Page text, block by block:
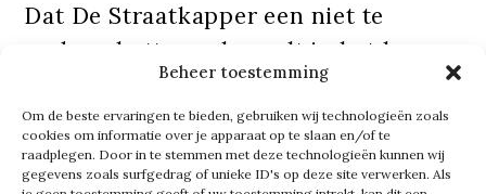
Beheer toestemming
Om de beste ervaringen te bieden, gebruiken wij technologieën zoals
cookies om informatie over je apparaat op te slaan en/of te
raadplegen. Door in te stemmen met deze technologieën kunnen wij
gegevens zoals surfgedrag of unieke ID's op deze site verwerken. Als
Dat De Straatkapper een niet te
onderschatten rol speelt in het leven
van daklozen, weet Nicole als geen
ander: ‘Dan denk ik aan iemand die
weer contact met zijn familie zocht